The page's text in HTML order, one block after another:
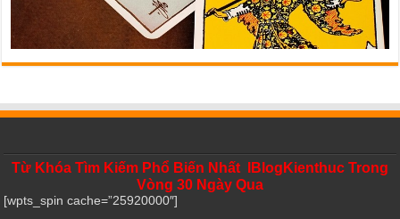
Từ Khóa Tìm Kiếm Phổ Biến Nhất IBlogKienthuc Trong
Vòng 30 Ngày Qua
[wpts_spin cache=”25920000″]